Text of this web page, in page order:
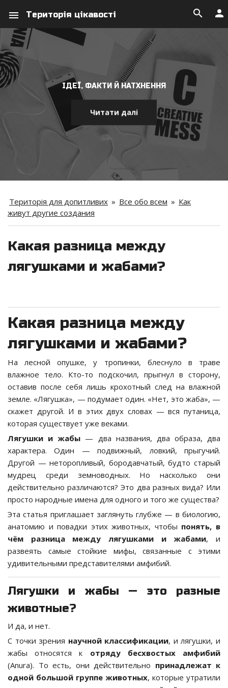
menu Територія цікавості person
search
ІДЕЇ, ФАКТИ Й НАТХНЕННЯ
Читати далі
Територія для допитливих » Все обо всем » Как
живут другие создания
Какая разница между
лягушками и жабами?
Какая разница между
лягушками и жабами?
На лесной опушке, у тропинки, блеснуло в траве
влажное тело. Кто-то подскочил, прыгнул в сторону,
оставив после себя лишь крохотный след на влажной
земле. «Лягушка», — подумает один. «Нет, это жаба», —
скажет другой. И в этих двух словах — вся путаница,
которая существует уже веками.
Лягушки и жабы — два названия, два образа, два
характера. Один — подвижный, ловкий, прыгучий.
Другой — неторопливый, бородавчатый, будто старый
мудрец среди земноводных. Но насколько они
действительно различаются? Это два разных вида? Или
просто народные имена для одного и того же существа?
Эта статья приглашает заглянуть глубже — в биологию,
анатомию и повадки этих животных, чтобы понять, в
чём разница между лягушками и жабами, и
развеять самые стойкие мифы, связанные с этими
удивительными представителями амфибий.
Лягушки и жабы — это разные
животные?
И да, и нет.
С точки зрения научной классификации, и лягушки, и
жабы относятся к отряду бесхвостых амфибий
(Anura). То есть, они действительно принадлежат к
одной большой группе животных, которые утратили